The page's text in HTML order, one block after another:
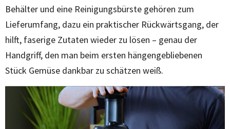
Behälter und eine Reinigungsbürste gehören zum
Lieferumfang, dazu ein praktischer Rückwärtsgang, der
hilft, faserige Zutaten wieder zu lösen – genau der
Handgriff, den man beim ersten hängengebliebenen
Stück Gemüse dankbar zu schätzen weiß.